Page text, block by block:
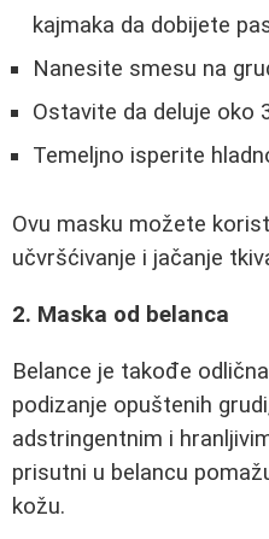
kajmaka da dobijete
Nanesite smesu na
Ostavite da deluje oko
Temeljno isperite
Ovu masku možete
učvršćivanje i jačanje
2. Maska od belanca
Belance je takođe
podizanje opuštenih
adstringentnim i
prisutni u belancu
kožu.